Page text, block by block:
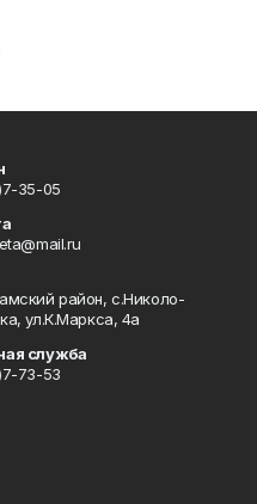
35-05
район, с.Николо-
ул.К.Маркса, 4а
служба
73-53